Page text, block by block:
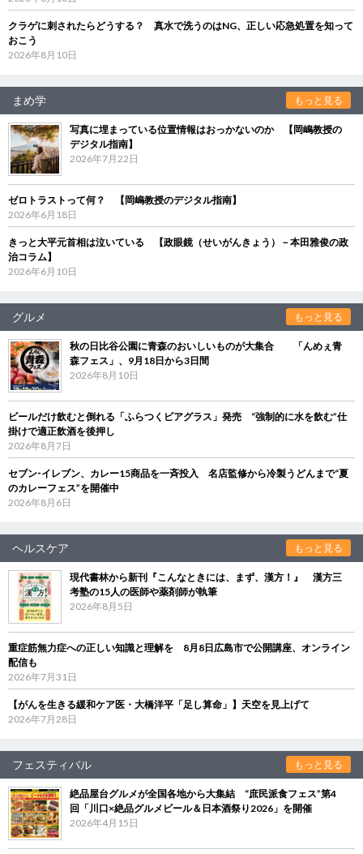
クラゲに刺されたらどうする？ 真水で洗うのはNG、正しい応急処置を知って
おこう
2026年8月10日
まめ学 もっと見る
写真に埋まっている位置情報はおっかないのか 【岡嶋教授の
デジタル指南】
2026年7月22日
ゼロトラストって何？ 【岡嶋教授のデジタル指南】
2026年6月18日
きっと大平元首相は泣いている 【政眼鏡（せいがんきょう）－本田雅俊の政
治コラム】
2026年6月10日
グルメ もっと見る
秋の日比谷公園に青森のおいしいものが大集合 「んめぇ青
森フェス」、9月18日から3日間
2026年8月10日
ビールだけ飲むと倒れる「ふらつくビアグラス」発売 “強制的に水を飲む”仕
掛けで適正飲酒を後押し
2026年8月7日
セブン‐イレブン、カレー15商品を一斉投入 名店監修から冷製うどんまで“夏
のカレーフェス”を開催中
2026年8月6日
ヘルスケア もっと見る
現代書林から新刊『こんなときには、まず、漢方！』 漢方三
考塾の15人の医師や薬剤師が執筆
2026年8月5日
重症筋無力症への正しい知識と理解を 8月8日広島市で公開講座、オンライン
配信も
2026年7月31日
【がんを生きる緩和ケア医・大橋洋平「足し算命」】天空を見上げて
2026年7月28日
フェスティバル もっと見る
絶品屋台グルメが全国各地から大集結 “庶民派食フェス”第4
回「川口×絶品グルメビール＆日本酒祭り2026」を開催
2026年4月15日